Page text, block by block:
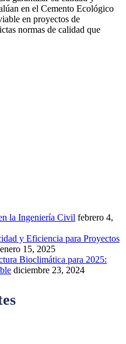
en el Cemento Ecológico
en proyectos de
normas de calidad que
la Ingeniería Civil febrero 4,
y Eficiencia para Proyectos
enero 15, 2025
Bioclimática para 2025:
diciembre 23, 2024